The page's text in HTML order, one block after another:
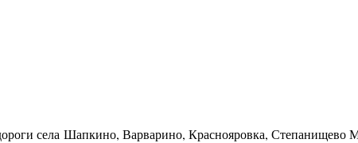
села Шапкино, Варварино, Краснояровка, Степанищево